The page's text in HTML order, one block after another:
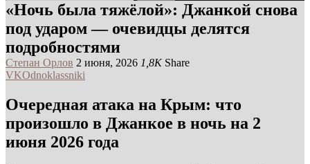
«Ночь была тяжёлой»: Джанкой снова
под ударом — очевидцы делятся
подробностями
Степан Орлов 2 июня, 2026 1,8K Share
VKOdnoklassniki
Очередная атака на Крым: что
произошло в Джанкое в ночь на 2
июня 2026 года